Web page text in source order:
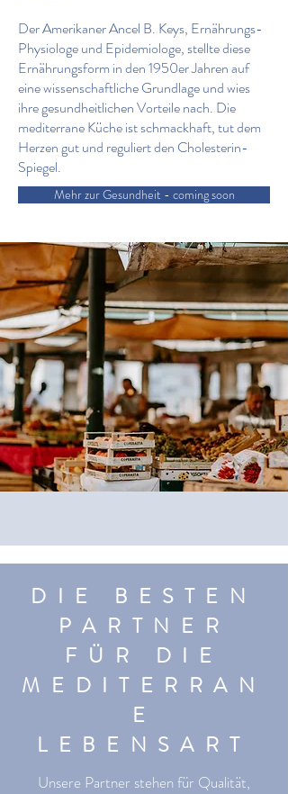
Der Amerikaner Ancel B. Keys, Ernährungs-
Physiologe und Epidemiologe, stellte diese
Ernährungsform in den 1950er Jahren auf
eine wissenschaftliche Grundlage und wies
ihre gesundheitlichen Vorteile nach. Die
mediterrane Küche ist schmackhaft, tut dem
Herzen gut und reguliert den Cholesterin-
Spiegel.
Mehr zur Gesundheit - coming soon
DIE BESTEN
PARTNER
FÜR DIE
MEDITERRAN
E
LEBENSART
Unsere Partner stehen für Qualität,